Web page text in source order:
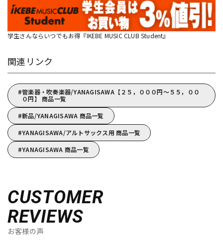
学生さんならいつでもお得『IKEBE MUSIC CLUB Student』
関連リンク
管楽器・吹奏楽器/YANAGISAWA【２５，０００円～５５，００
０円】 商品一覧
新品/YANAGISAWA 商品一覧
YANAGISAWA/アルトサックス用 商品一覧
YANAGISAWA 商品一覧
CUSTOMER
REVIEWS
お客様の声